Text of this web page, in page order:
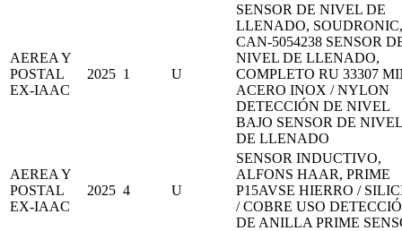
AEREA Y
POSTAL
EX-IAAC
2025 1 U
SENSOR DE NIVEL DE
LLENADO, SOUDRONIC,
CAN-5054238 SENSOR
NIVEL DE LLENADO,
COMPLETO RU 33307
ACERO INOX / NYLON
DETECCIÓN DE NIVEL
BAJO SENSOR DE NIVEL
DE LLENADO
AEREA Y
POSTAL
EX-IAAC
2025 4 U
SENSOR INDUCTIVO,
ALFONS HAAR, PRIME
P15AVSE HIERRO /
/ COBRE USO
DE ANILLA PRIME